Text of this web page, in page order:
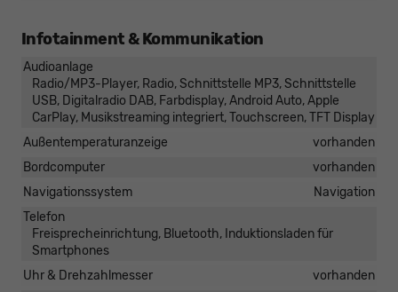
Infotainment & Kommunikation
Audioanlage
Radio/MP3-Player, Radio, Schnittstelle MP3, Schnittstelle
USB, Digitalradio DAB, Farbdisplay, Android Auto, Apple
CarPlay, Musikstreaming integriert, Touchscreen, TFT Display
Außentemperaturanzeige
vorhanden
Bordcomputer
vorhanden
Navigationssystem
Navigation
Telefon
Freisprecheinrichtung, Bluetooth, Induktionsladen für
Smartphones
Uhr & Drehzahlmesser
vorhanden